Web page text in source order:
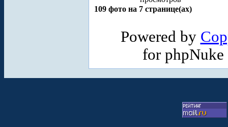
109 фото на 7 странице(ах)
Powered by
for